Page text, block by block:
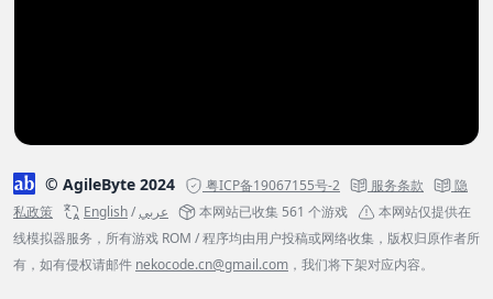
© AgileByte 2024 粤ICP备19067155号-2 服务条款
隐
私政策
English/عربي 本网站已收集 561 个游戏
本网站仅提供在
线模拟器服务，所有游戏 ROM / 程序均由用户投稿或网络收集，版权归原作者所
有，如有侵权请邮件 nekocode.cn@gmail.com ，我们将下架对应内容。